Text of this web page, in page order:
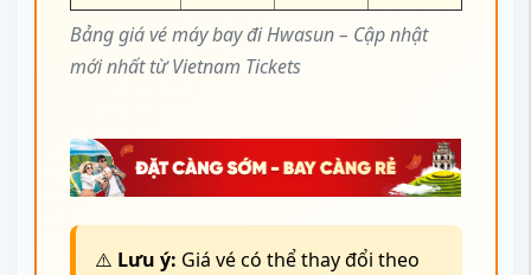
Bảng giá vé máy bay đi Hwasun – Cập nhật
mới nhất từ Vietnam Tickets
⚠️ Lưu ý: Giá vé có thể thay đổi theo